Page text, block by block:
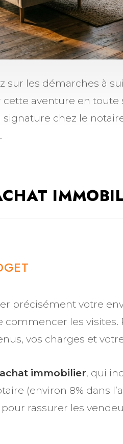
les démarches à
aventure en toute
chez le
précisément votre
les visites.
vos charges et
immobilier, qui
(environ 8% dans
rassurer les